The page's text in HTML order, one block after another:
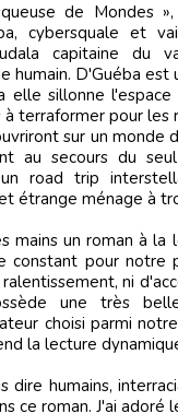
de Mondes
cybersquale et
capitaine du
humain. D'Guéba est
elle sillonne
terraformer pour les
sur un monde
au secours du
un road trip
étrange ménage à
mains un roman à la
constant pour notre
ni
une très
choisi parmi
la lecture
dire humains,
ce roman. J'ai adoré